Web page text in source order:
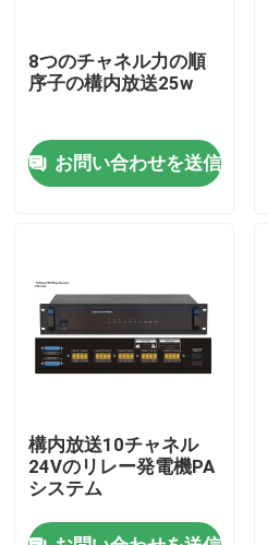
ビデオ
工場旅行
私達に連絡しなさい
場合
PAシステム アンプ
8つのチャネル力の順
序子の構内放送25w
お問い合わせを送信
構内放送10チャネル
24Vのリレー発電機PA
システム